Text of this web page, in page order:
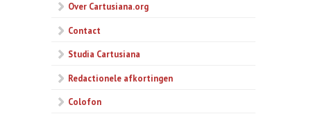
Over Cartusiana.org
Contact
Studia Cartusiana
Redactionele afkortingen
Colofon